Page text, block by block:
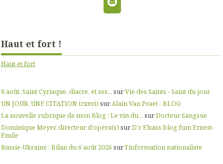
Haut et fort !
Haut et fort
8 août. Saint Cyriaque, diacre, et ses... surVie des Saints - Saint du jour
UN JOUR, UNE CITATION (cxxvi) surAlain Van Praet - BLOG
La nouvelle rubrique de mon Blog : Le vin du... surDocteur Sangsue
Dominique Meyer, directeur d'opéra(s) surD'r Elsass blog fum Ernest-
Emile
Russie-Ukraine : Bilan du 6 août 2026 surl'information nationaliste